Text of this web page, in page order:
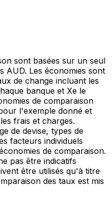
sont basées sur un seul
AUD. Les économies sont
de change incluant les
banque et Xe le
de comparaison
l'exemple donné et
frais et charges.
de devise, types de
facteurs individuels
de comparaison.
pas être indicatifs
être utilisés qu'à titre
des taux est mis